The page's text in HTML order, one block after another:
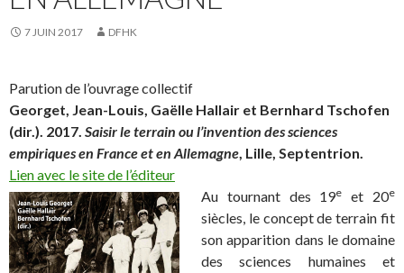
7 JUIN 2017 DFHK
Parution de l’ouvrage collectif
Georget, Jean-Louis, Gaëlle Hallair et Bernhard Tschofen
(dir.). 2017. Saisir le terrain ou l’invention des sciences
empiriques en France et en Allemagne, Lille, Septentrion.
Lien avec le site de l’éditeur
Au tournant des 19e et 20e
siècles, le concept de terrain fit
son apparition dans le domaine
des sciences humaines et